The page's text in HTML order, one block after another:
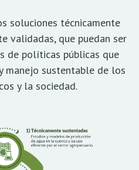
soluciones técnicamente
validadas, que puedan ser
de políticas públicas que
manejo sustentable de los
y la sociedad.